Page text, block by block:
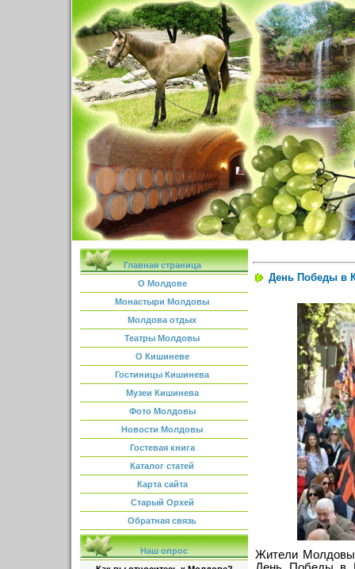
Главная страница
О Молдове
Монастыри Молдовы
Молдова отдых
Театры Молдовы
О Кишиневе
Гостиницы Кишинева
Музеи Кишинева
Фото Молдовы
Новости Молдовы
Гостевая книга
Каталог статей
Карта сайта
Старый Орхей
Обратная связь
Наш опрос
День Победы в
Жители Молдовы